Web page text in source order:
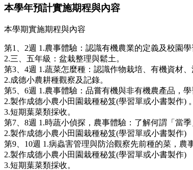
本學年預計實施期程與內容
本學期實施期程與內容
第1、2週 1.農事體驗：認識有機農業的定義及校園
2.三、五年級：盆栽整理與鬆土。
第3、4週 1.蔬菜怎麼種：認識作物栽培、有機資材
2.成德小農耕種觀察及記錄。
第5、6週 1.農事體驗：品嘗有機與非有機農產品，學
2.製作成德小農小田園栽種秘笈(學習單或小書製作) 。
3.短期葉菜類採收。
第7、8週 1.時蔬小偵探，農事體驗：了解何謂「當
2.製作成德小農小田園栽種秘笈(學習單或小書製作)
第9、10週 1.病蟲害管理與防治觀察先前種的菜，農
2.製作成德小農小田園栽種秘笈(學習單或小書製作)
3.短期葉菜類採收。